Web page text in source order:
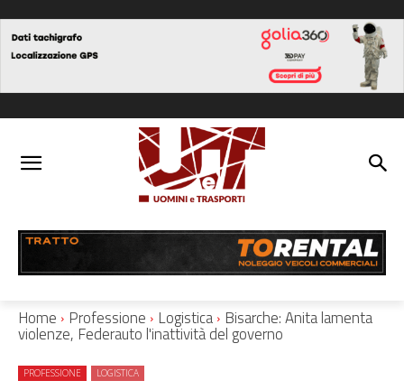
Home Professione Logistica Bisarche: Anita lamenta
violenze, Federauto l'inattività del governo
PROFESSIONE LOGISTICA